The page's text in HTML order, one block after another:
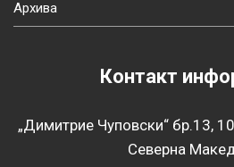
Архива
Контакт
„Димитрие Чуповски“ бр.13,
Северна